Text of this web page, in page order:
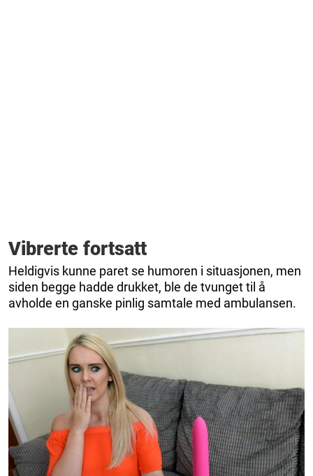
Vibrerte fortsatt
Heldigvis kunne paret se humoren i situasjonen, men
siden begge hadde drukket, ble de tvunget til å
avholde en ganske pinlig samtale med ambulansen.